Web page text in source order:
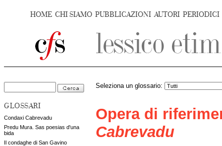
HOME CHI SIAMO PUBBLICAZIONI AUTORI PERIODICI
GLOSSARI
Condaxi Cabrevadu
Predu Mura. Sas poesias d'una
bida
Il condaghe di San Gavino
Seleziona un glossario:
Opera di
Cabrevadu